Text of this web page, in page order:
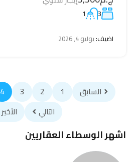
3
1
اضيف:يوليو 4, 2026
السابق 1
2
3
4
التالي
الأخير
اشهر الوسطاء العقاريين